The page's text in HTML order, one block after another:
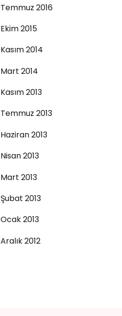
Temmuz 2016
Ekim 2015
Kasım 2014
Mart 2014
Kasım 2013
Temmuz 2013
Haziran 2013
Nisan 2013
Mart 2013
Şubat 2013
Ocak 2013
Aralık 2012